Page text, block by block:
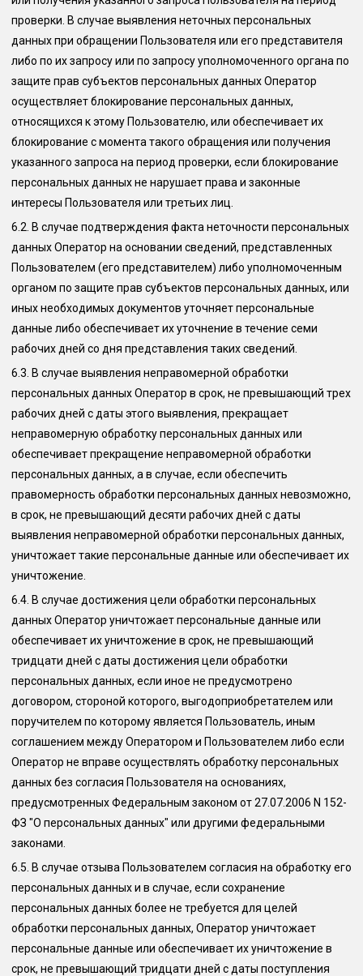
проверки. В случае выявления неточных персональных
данных при обращении Пользователя или его представителя
либо по их запросу или по запросу уполномоченного органа по
защите прав субъектов персональных данных Оператор
осуществляет блокирование персональных данных,
относящихся к этому Пользователю, или обеспечивает их
блокирование с момента такого обращения или получения
указанного запроса на период проверки, если блокирование
персональных данных не нарушает права и законные
интересы Пользователя или третьих лиц.
6.2. В случае подтверждения факта неточности персональных
данных Оператор на основании сведений, представленных
Пользователем (его представителем) либо уполномоченным
органом по защите прав субъектов персональных данных, или
иных необходимых документов уточняет персональные
данные либо обеспечивает их уточнение в течение семи
рабочих дней со дня представления таких сведений.
6.3. В случае выявления неправомерной обработки
персональных данных Оператор в срок, не превышающий трех
рабочих дней с даты этого выявления, прекращает
неправомерную обработку персональных данных или
обеспечивает прекращение неправомерной обработки
персональных данных, а в случае, если обеспечить
правомерность обработки персональных данных невозможно,
в срок, не превышающий десяти рабочих дней с даты
выявления неправомерной обработки персональных данных,
уничтожает такие персональные данные или обеспечивает их
уничтожение.
6.4. В случае достижения цели обработки персональных
данных Оператор уничтожает персональные данные или
обеспечивает их уничтожение в срок, не превышающий
тридцати дней с даты достижения цели обработки
персональных данных, если иное не предусмотрено
договором, стороной которого, выгодоприобретателем или
поручителем по которому является Пользователь, иным
соглашением между Оператором и Пользователем либо если
Оператор не вправе осуществлять обработку персональных
данных без согласия Пользователя на основаниях,
предусмотренных Федеральным законом от 27.07.2006 N 152-
ФЗ "О персональных данных" или другими федеральными
законами.
6.5. В случае отзыва Пользователем согласия на обработку его
персональных данных и в случае, если сохранение
персональных данных более не требуется для целей
обработки персональных данных, Оператор уничтожает
персональные данные или обеспечивает их уничтожение в
срок, не превышающий тридцати дней с даты поступления